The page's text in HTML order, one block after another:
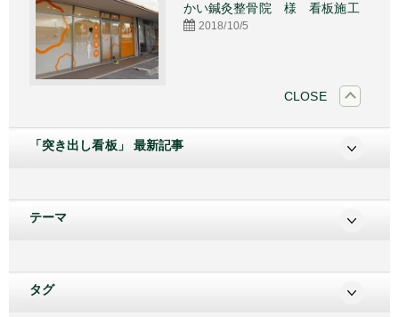
かい鍼灸整骨院 様 看板施工
2018/10/5
CLOSE
「突き出し看板」 最新記事
テーマ
タグ